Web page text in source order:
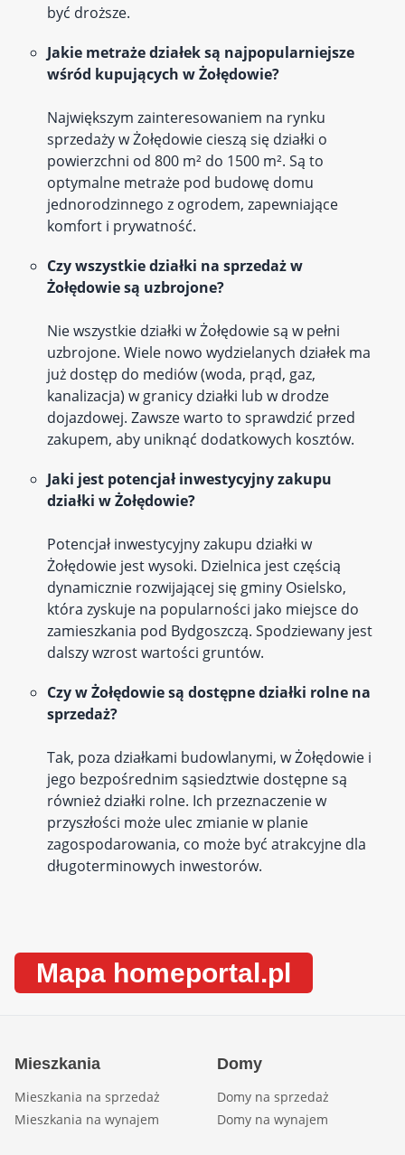
być droższe.
Jakie metraże działek są najpopularniejsze
wśród kupujących w Żołędowie?
Największym zainteresowaniem na rynku
sprzedaży w Żołędowie cieszą się działki o
powierzchni od 800 m² do 1500 m². Są to
optymalne metraże pod budowę domu
jednorodzinnego z ogrodem, zapewniające
komfort i prywatność.
Czy wszystkie działki na sprzedaż w
Żołędowie są uzbrojone?
Nie wszystkie działki w Żołędowie są w pełni
uzbrojone. Wiele nowo wydzielanych działek ma
już dostęp do mediów (woda, prąd, gaz,
kanalizacja) w granicy działki lub w drodze
dojazdowej. Zawsze warto to sprawdzić przed
zakupem, aby uniknąć dodatkowych kosztów.
Jaki jest potencjał inwestycyjny zakupu
działki w Żołędowie?
Potencjał inwestycyjny zakupu działki w
Żołędowie jest wysoki. Dzielnica jest częścią
dynamicznie rozwijającej się gminy Osielsko,
która zyskuje na popularności jako miejsce do
zamieszkania pod Bydgoszczą. Spodziewany jest
dalszy wzrost wartości gruntów.
Czy w Żołędowie są dostępne działki rolne na
sprzedaż?
Tak, poza działkami budowlanymi, w Żołędowie i
jego bezpośrednim sąsiedztwie dostępne są
również działki rolne. Ich przeznaczenie w
przyszłości może ulec zmianie w planie
zagospodarowania, co może być atrakcyjne dla
długoterminowych inwestorów.
Mapa homeportal.pl
Mieszkania
Mieszkania na sprzedaż
Mieszkania na wynajem
Domy
Domy na sprzedaż
Domy na wynajem